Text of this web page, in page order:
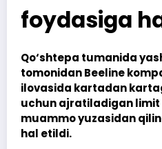
foydasiga
Qo‘shtepa tumanida
tomonidan Beeline
ilovasida kartadan
uchun ajratiladigan limit
muammo yuzasidan
hal etildi.